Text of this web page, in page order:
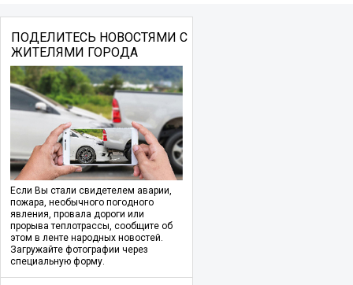
ПОДЕЛИТЕСЬ НОВОСТЯМИ С
ЖИТЕЛЯМИ ГОРОДА
Если Вы стали свидетелем аварии,
пожара, необычного погодного
явления, провала дороги или
прорыва теплотрассы, сообщите об
этом в ленте народных новостей.
Загружайте фотографии через
специальную форму.